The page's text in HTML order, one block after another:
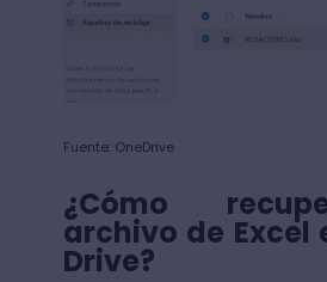
Fuente: OneDrive
¿Cómo
archivo de Excel
Drive?